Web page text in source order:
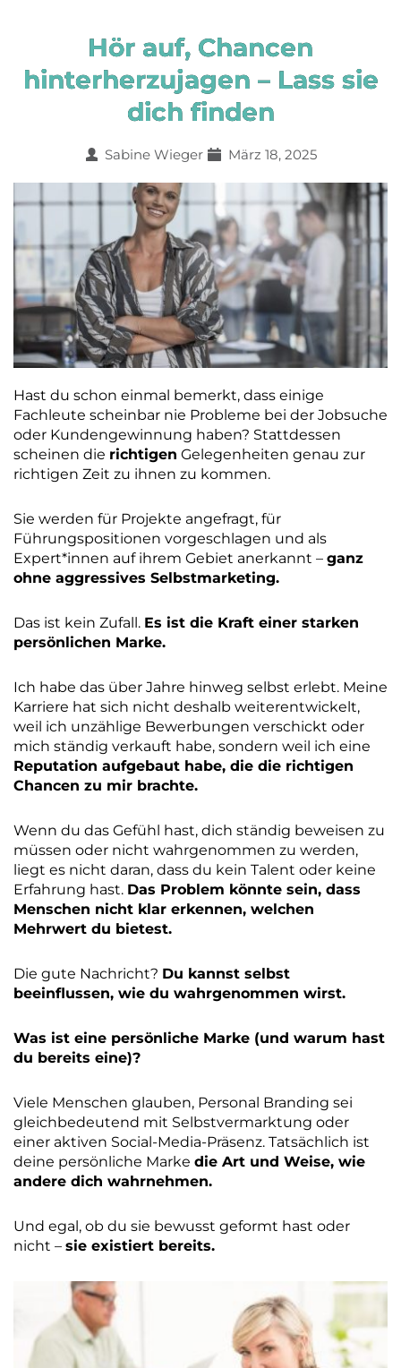
Hör auf, Chancen
hinterherzujagen – Lass sie
dich finden
Sabine Wieger März 18, 2025
Hast du schon einmal bemerkt, dass einige
Fachleute scheinbar nie Probleme bei der Jobsuche
oder Kundengewinnung haben? Stattdessen
scheinen die richtigen Gelegenheiten genau zur
richtigen Zeit zu ihnen zu kommen.
Sie werden für Projekte angefragt, für
Führungspositionen vorgeschlagen und als
Expert*innen auf ihrem Gebiet anerkannt – ganz
ohne aggressives Selbstmarketing.
Das ist kein Zufall. Es ist die Kraft einer starken
persönlichen Marke.
Ich habe das über Jahre hinweg selbst erlebt. Meine
Karriere hat sich nicht deshalb weiterentwickelt,
weil ich unzählige Bewerbungen verschickt oder
mich ständig verkauft habe, sondern weil ich eine
Reputation aufgebaut habe, die die richtigen
Chancen zu mir brachte.
Wenn du das Gefühl hast, dich ständig beweisen zu
müssen oder nicht wahrgenommen zu werden,
liegt es nicht daran, dass du kein Talent oder keine
Erfahrung hast. Das Problem könnte sein, dass
Menschen nicht klar erkennen, welchen
Mehrwert du bietest.
Die gute Nachricht? Du kannst selbst
beeinflussen, wie du wahrgenommen wirst.
Was ist eine persönliche Marke (und warum hast
du bereits eine)?
Viele Menschen glauben, Personal Branding sei
gleichbedeutend mit Selbstvermarktung oder
einer aktiven Social-Media-Präsenz. Tatsächlich ist
deine persönliche Marke die Art und Weise, wie
andere dich wahrnehmen.
Und egal, ob du sie bewusst geformt hast oder
nicht – sie existiert bereits.